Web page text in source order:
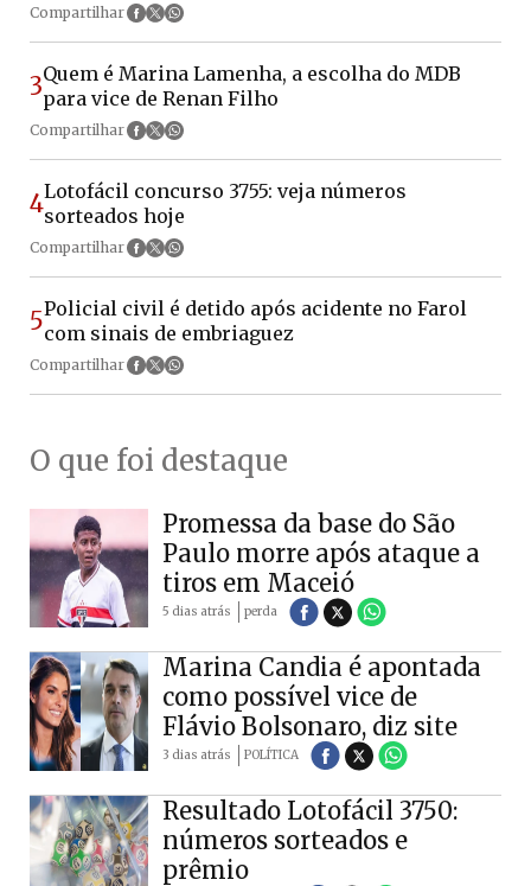
Compartilhar
3Quem é Marina Lamenha, a escolha do MDB
para vice de Renan Filho
Compartilhar
4Lotofácil concurso 3755: veja números
sorteados hoje
Compartilhar
5Policial civil é detido após acidente no Farol
com sinais de embriaguez
Compartilhar
O que foi destaque
Promessa da base do São
Paulo morre após ataque a
tiros em Maceió
5 dias atrás perda
Marina Candia é apontada
como possível vice de
Flávio Bolsonaro, diz site
3 dias atrás POLÍTICA
Resultado Lotofácil 3750:
números sorteados e
prêmio